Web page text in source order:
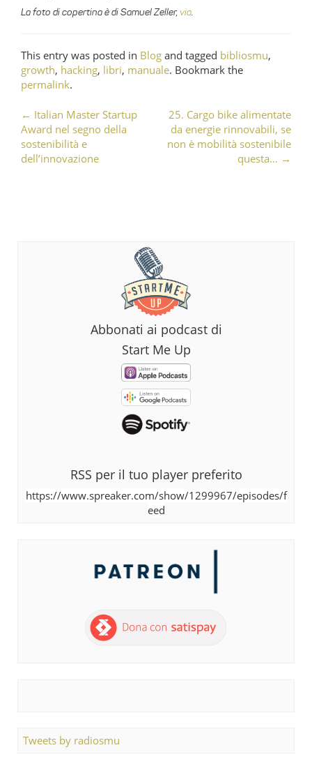
La foto di copertina è di Samuel Zeller,via.
This entry was posted in Blog and tagged bibliosmu,
growth, hacking, libri, manuale. Bookmark the
permalink.
Post navigation
← Italian Master Startup
Award nel segno della
sostenibilità e
dell’innovazione
25. Cargo bike alimentate
da energie rinnovabili, se
non è mobilità sostenibile
questa… →
Abbonati ai podcast di
Start Me Up
RSS per il tuo player preferito
https://www.spreaker.com/show/1299967/episodes/f
eed
Tweets by radiosmu